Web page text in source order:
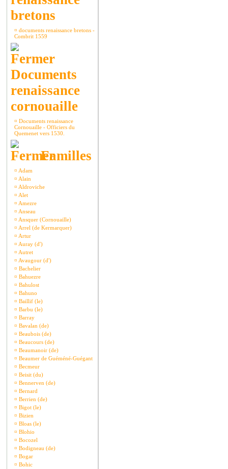
bretons
¤ documents renaissance bretons -
Combrit 1559
Documents
renaissance
cornouaille
¤ Documents renaissance
Cornouaille - Officiers du
Quemenet vers 1530.
Familles
¤ Adam
¤ Alain
¤ Aldroviche
¤ Alet
¤ Amezre
¤ Anseau
¤ Ansquer (Cornouaille)
¤ Arrel (de Kermarquer)
¤ Artur
¤ Auray (d')
¤ Autret
¤ Avaugour (d')
¤ Bachelier
¤ Bahuezre
¤ Bahulost
¤ Bahuno
¤ Baillif (le)
¤ Barbu (le)
¤ Barray
¤ Bavalan (de)
¤ Beaubois (de)
¤ Beaucours (de)
¤ Beaumanoir (de)
¤ Beaumer de Guéméné-Guégant
¤ Becmeur
¤ Beisit (du)
¤ Bennerven (de)
¤ Bernard
¤ Berrien (de)
¤ Bigot (le)
¤ Bizien
¤ Bloas (le)
¤ Blohio
¤ Bocozel
¤ Bodigneau (de)
¤ Bogar
¤ Bohic